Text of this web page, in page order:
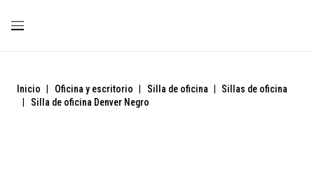
Inicio Oficina y escritorio Silla de oficina
Sillas de oficina
Silla de oficina Denver Negro